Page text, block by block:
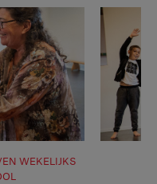
WEKELIJKS